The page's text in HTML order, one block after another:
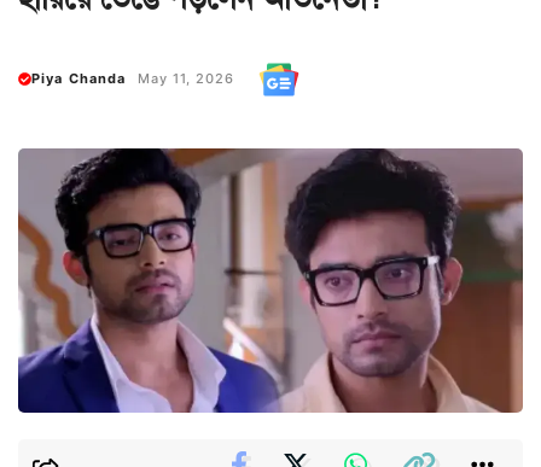
Piya Chanda May 11, 2026